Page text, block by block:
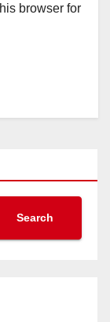
browser for
Search